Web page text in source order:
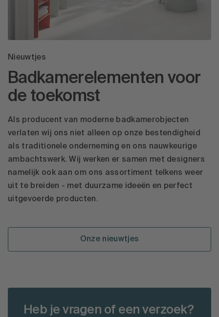
Nieuwtjes
Badkamerelementen voor
de toekomst
Als producent van moderne badkamerobjecten
verlaten wij ons niet alleen op onze bestendigheid
als traditionele onderneming en ons nauwkeurige
ambachtswerk. Wij werken er samen met designers
namelijk ook aan om ons assortiment telkens weer
uit te breiden - met duurzame ideeën en perfect
uitgevoerde producten.
Onze nieuwtjes
Heb je vragen of een verzoek?